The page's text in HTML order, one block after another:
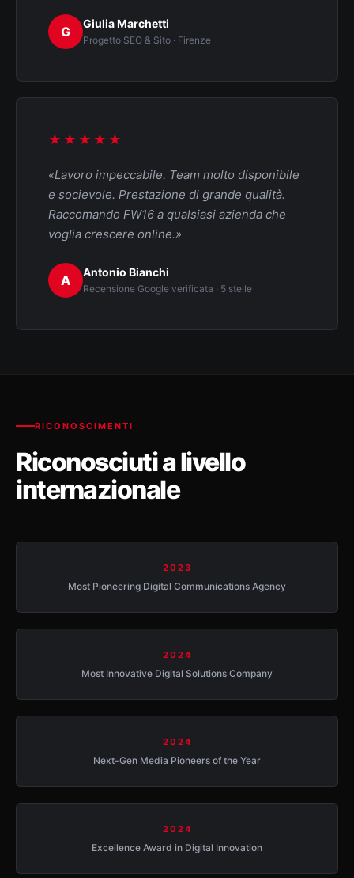
G Giulia Marchetti
Progetto SEO & Sito · Firenze
★★★★★
«Lavoro impeccabile. Team molto disponibile
e socievole. Prestazione di grande qualità.
Raccomando FW16 a qualsiasi azienda che
voglia crescere online.»
A Antonio Bianchi
Recensione Google verificata · 5 stelle
RICONOSCIMENTI
Riconosciuti a livello
internazionale
2023
Most Pioneering Digital Communications Agency
2024
Most Innovative Digital Solutions Company
2024
Next-Gen Media Pioneers of the Year
2024
Excellence Award in Digital Innovation